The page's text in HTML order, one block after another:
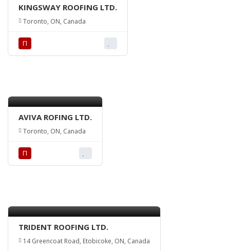
KINGSWAY ROOFING LTD.
Toronto, ON, Canada
П
AVIVA ROFING LTD.
Toronto, ON, Canada
П
TRIDENT ROOFING LTD.
14 Greencoat Road, Etobicoke, ON, Canada